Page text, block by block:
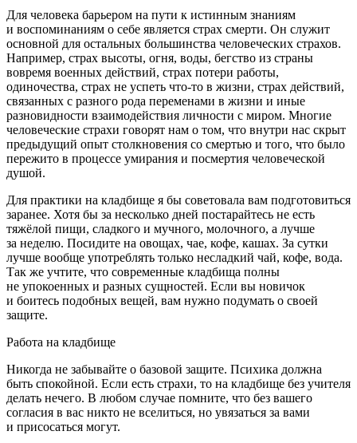
Для человека барьером на пути к истинным знаниям
и воспоминаниям о себе является страх смерти. Он служит
основной для остальных большинства человеческих страхов.
Например, страх высоты, огня, воды, бегство из страны
вовремя военных действий, страх потери работы,
одиночества, страх не успеть что-то в жизни, страх действий,
связанных с разного рода переменами в жизни и иные
разновидности взаимодействия личности с миром. Многие
человеческие страхи говорят нам о том, что внутри нас скрыт
предыдущий опыт столкновения со смертью и того, что было
пережито в процессе умирания и посмертия человеческой
душой.
Для практики на кладбище я бы советовала вам подготовиться
заранее. Хотя бы за несколько дней постарайтесь не есть
тяжёлой пищи, сладкого и мучного, молочного, а лучше
за неделю. Посидите на овощах, чае, кофе, кашах. За сутки
лучше вообще употреблять только несладкий чай, кофе, вода.
Так же учтите, что современные кладбища полны
не упокоенных и разных сущностей. Если вы новичок
и боитесь подобных вещей, вам нужно подумать о своей
защите.
Работа на кладбище
Никогда не забывайте о базовой защите. Психика должна
быть спокойной. Если есть страхи, то на кладбище без учителя
делать нечего. В любом случае помните, что без вашего
согласия в вас никто не вселиться, но увязаться за вами
и присосаться могут.